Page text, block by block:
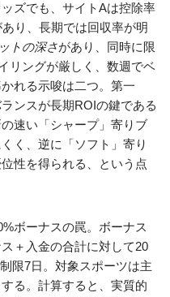
ズでも、サイトAは控除率
り、長期では回収率が明
トの深さがあり、同時に限
リングが厳しく、数週でベ
れる示唆は二つ。第一
ンスが長期ROIの鍵である
速い「シャープ」寄りブ
く、逆に「ソフト」寄り
性を得られる、という点
ボーナスの罠。ボーナス
＋入金の合計に対して20
限7日。対象スポーツは主
る。計算すると、実質的